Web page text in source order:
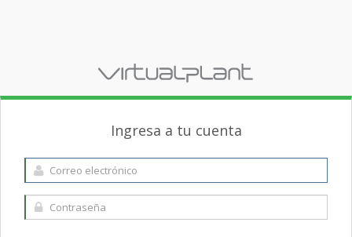
Ingresa a tu cuenta